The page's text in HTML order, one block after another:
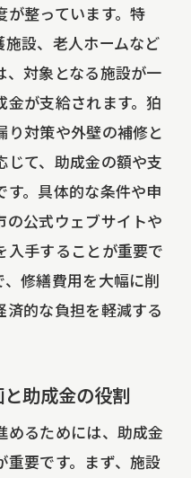
が整っています。特
設、老人ホームなど
、対象となる施設が一
が支給されます。狛
り対策や外壁の補修と
じて、助成金の額や支
。具体的な条件や申
公式ウェブサイトや
入手することが重要で
修繕費用を大幅に削
的な負担を軽減する
助成金の役割
めるためには、助成金
要です。まず、施設